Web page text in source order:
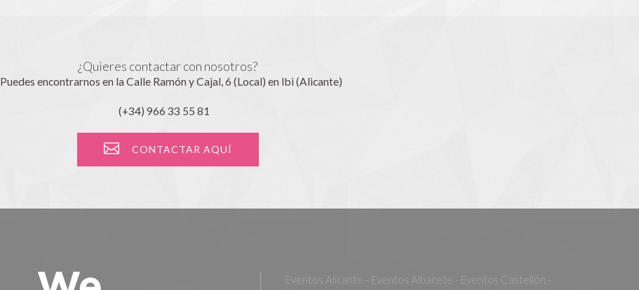
¿Quieres contactar con nosotros?
Puedes encontrarnos en la Calle Ramón y Cajal, 6 (Local) en Ibi (Alicante)
(+34) 966 33 55 81
CONTACTAR AQUÍ
Eventos Alicante - Eventos Albacete - Eventos Castellón -